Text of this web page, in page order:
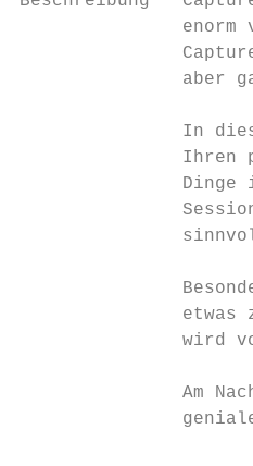
enorm
aber
In
Ihren
Dinge
etwas
wird
Am